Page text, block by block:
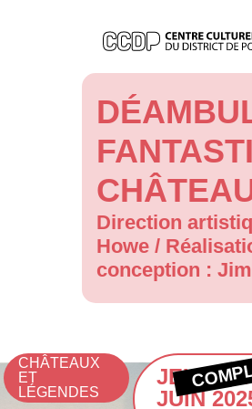
Direction
Howe /
conception :
CHÂTEAUX
ET
LÉGENDES
JEUDI 26
JUIN